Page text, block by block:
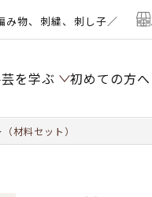
み物、刺繍、刺し子／
を学ぶ 初めての方へ
材料セット）